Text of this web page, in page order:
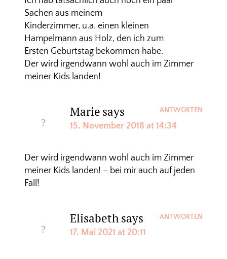
Sachen aus meinem
Kinderzimmer, u.a. einen kleinen
Hampelmann aus Holz, den ich zum
Ersten Geburtstag bekommen habe.
Der wird irgendwann wohl auch im Zimmer
meiner Kids landen!
Mariesays
15. November 2018 at 14:34
Der wird irgendwann wohl auch im Zimmer
meiner Kids landen! – bei mir auch auf jeden
Fall!
ANTWORTEN
Elisabethsays
17. Mai 2021 at 20:11
ANTWORTEN